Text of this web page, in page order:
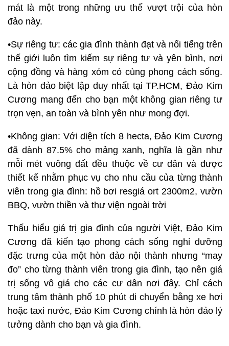
mát là một trong những ưu thế vượt trội của hòn
đảo này.
•Sự riêng tư: các gia đình thành đạt và nổi tiếng trên
thế giới luôn tìm kiếm sự riêng tư và yên bình, nơi
cộng đồng và hàng xóm có cùng phong cách sống.
Là hòn đảo biệt lập duy nhất tại TP.HCM, Đảo Kim
Cương mang đến cho bạn một không gian riêng tư
trọn vẹn, an toàn và bình yên như mong đợi.
•Không gian: Với diện tích 8 hecta, Đảo Kim Cương
đã dành 87.5% cho mảng xanh, nghĩa là gần như
mỗi mét vuông đất đều thuộc về cư dân và được
thiết kế nhằm phục vụ cho nhu cầu của từng thành
viên trong gia đình: hồ bơi resgiá ort 2300m2, vườn
BBQ, vườn thiền và thư viện ngoài trời
Thấu hiểu giá trị gia đình của người Việt, Đảo Kim
Cương đã kiến tạo phong cách sống nghỉ dưỡng
đặc trưng của một hòn đảo nội thành nhưng “may
đo” cho từng thành viên trong gia đình, tạo nên giá
trị sống vô giá cho các cư dân nơi đây. Chỉ cách
trung tâm thành phố 10 phút di chuyển bằng xe hơi
hoặc taxi nước, Đảo Kim Cương chính là hòn đảo lý
tưởng dành cho bạn và gia đình.